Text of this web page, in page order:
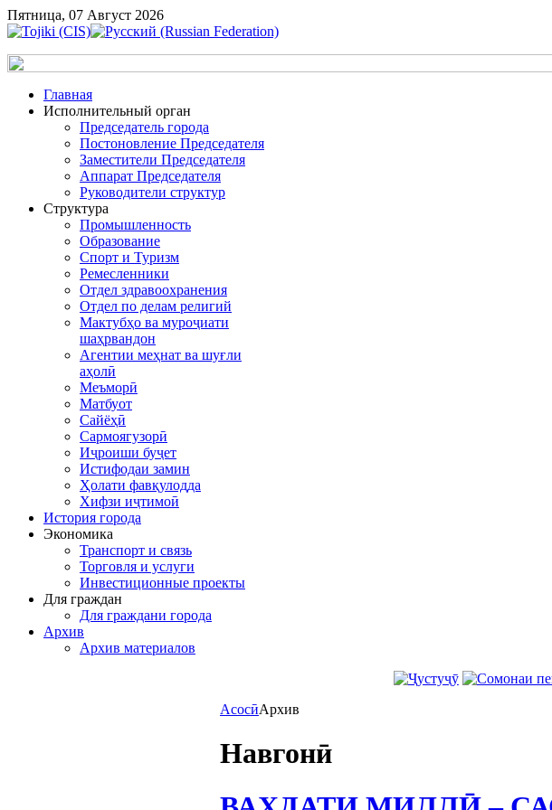
Пятница, 07 Август 2026
Главная
Исполнительный орган
Председатель города
Постоновление Председателя
Заместители Председателя
Аппарат Председателя
Руководители структур
Структура
Промышленность
Образование
Спорт и Туризм
Ремесленники
Отдел здравоохранения
Отдел по делам религий
Мактубҳо ва муроҷиати
шаҳрвандон
Агентии меҳнат ва шуғли
аҳолӣ
Меъморӣ
Матбуот
Сайёҳӣ
Сармоягузорӣ
Иҷроиши буҷет
Истифодаи замин
Ҳолати фавқулодда
Хифзи иҷтимоӣ
История города
Экономика
Транспорт и связь
Торговля и услуги
Инвестиционные проекты
Для граждан
Для граждани города
Архив
Архив материалов
АсосӣАрхив
Навгонӣ